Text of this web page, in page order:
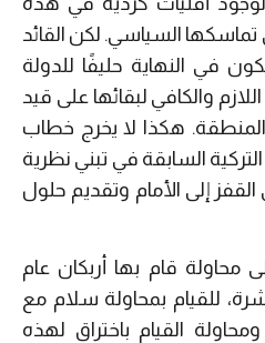
تماسكها السياسي. لكن القائد
في النهاية حليفًا للدولة
والكافي لبقائها على قيد
المنطقة. هكذا لا يخرج خطاب
السابقة في تبني نظرية
إلى الأمام وتقديم حلول
قام بها أربكان عام
للقيام بمحاولة سلام مع
القيام باختراق لهذه